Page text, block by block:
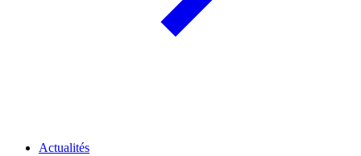
Actualités